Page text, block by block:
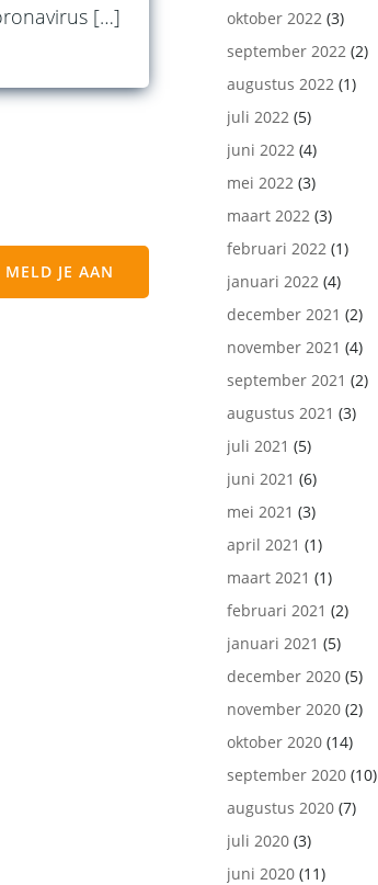
[…]
MELD JE AAN
oktober 2022 (3)
september 2022 (2)
augustus 2022 (1)
juli 2022 (5)
juni 2022 (4)
mei 2022 (3)
maart 2022 (3)
februari 2022 (1)
januari 2022 (4)
december 2021 (2)
november 2021 (4)
september 2021 (2)
augustus 2021 (3)
juli 2021 (5)
juni 2021 (6)
mei 2021 (3)
april 2021 (1)
maart 2021 (1)
februari 2021 (2)
januari 2021 (5)
december 2020 (5)
november 2020 (2)
oktober 2020 (14)
september 2020 (10)
augustus 2020 (7)
juli 2020 (3)
juni 2020 (11)